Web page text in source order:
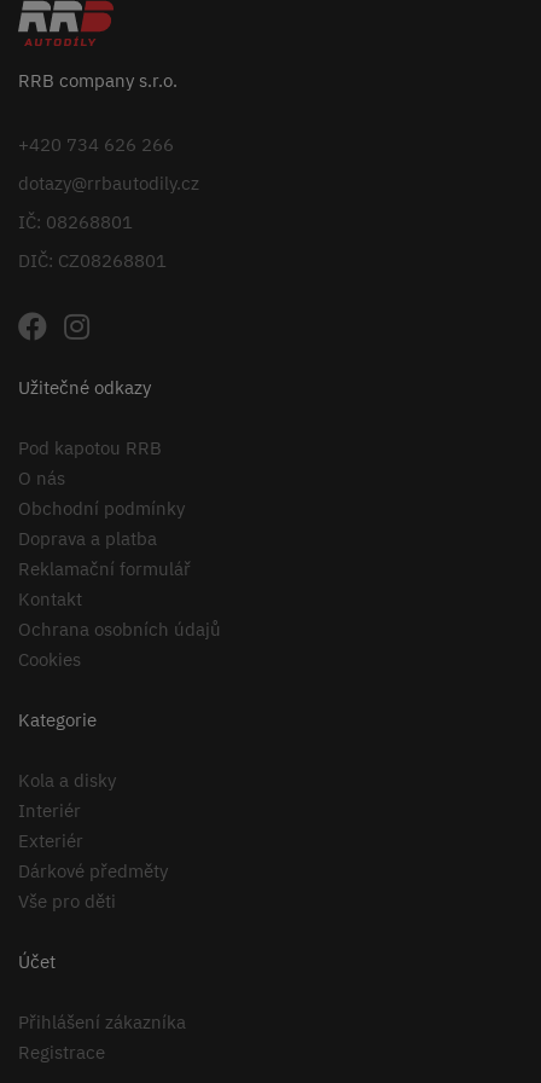
RRB company s.r.o.
+420 734 626 266
dotazy@rrbautodily.cz
IČ: 08268801
DIČ: CZ08268801
Užitečné odkazy
Pod kapotou RRB
O nás
Obchodní podmínky
Doprava a platba
Reklamační formulář
Kontakt
Ochrana osobních údajů
Cookies
Kategorie
Kola a disky
Interiér
Exteriér
Dárkové předměty
Vše pro děti
Účet
Přihlášení zákazníka
Registrace